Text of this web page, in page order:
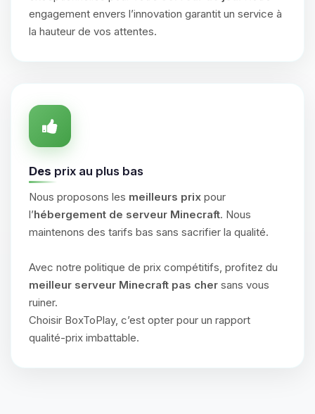
engagement envers l’innovation garantit un service à
la hauteur de vos attentes.
Des prix au plus bas
Nous proposons les meilleurs prix pour
l’hébergement de serveur Minecraft. Nous
maintenons des tarifs bas sans sacrifier la qualité.
Avec notre politique de prix compétitifs, profitez du
meilleur serveur Minecraft pas cher sans vous
ruiner.
Choisir BoxToPlay, c’est opter pour un rapport
qualité-prix imbattable.